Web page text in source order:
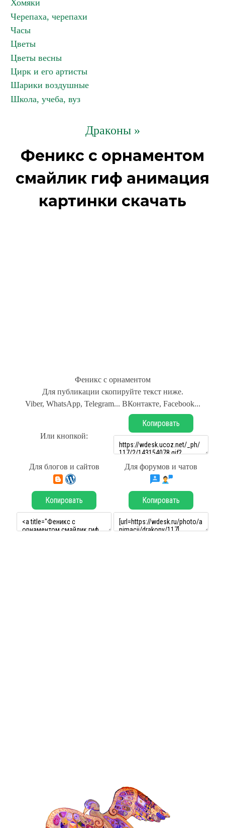
Хомяки
Черепаха, черепахи
Часы
Цветы
Цветы весны
Цирк и его артисты
Шарики воздушные
Школа, учеба, вуз
Драконы »
Феникс с орнаментом
смайлик гиф анимация
картинки скачать
Феникс с орнаментом
Для публикации скопируйте текст ниже.
Viber, WhatsApp, Telegram... ВКонтакте, Facebook...
Или кнопкой:
Копировать
Для блогов и сайтов Для форумов и чатов
Копировать Копировать